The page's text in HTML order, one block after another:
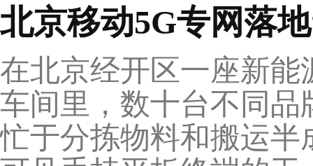
北京移动5G专网落
在北京经开区一座新
车间里，数十台不同
忙于分拣物料和搬运